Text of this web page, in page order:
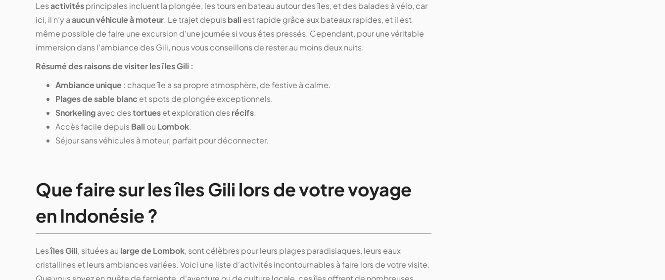
Lesactivitésprincipales incluent la plongée, les tours en bateau autour des îles, et des balades à vélo, car
ici, il n’y aaucun véhicule à moteur. Le trajet depuisbali est rapide grâce aux bateaux rapides, et il est
même possible de faire une excursion d'une journée si vous êtes pressés. Cependant, pour une véritable
immersion dans l'ambiance des Gili, nous vous conseillons de rester au moins deux nuits.
Résumé des raisons de visiter les îles Gili :
Ambiance unique: chaque île a sa propre atmosphère, de festive à calme.
Plages de sable blanc et spots de plongée exceptionnels.
Snorkelingavec destortueset exploration desrécifs.
Accès facile depuisBali ou Lombok.
Séjour sans véhicules à moteur, parfait pour déconnecter.
Que faire sur lesîles Gili lors de votre voyage
en Indonésie ?
Lesîles Gili, situées au large de Lombok, sont célèbres pour leurs plages paradisiaques, leurs eaux
cristallines et leurs ambiances variées. Voici une liste d’activités incontournables à faire lors de votre visite.